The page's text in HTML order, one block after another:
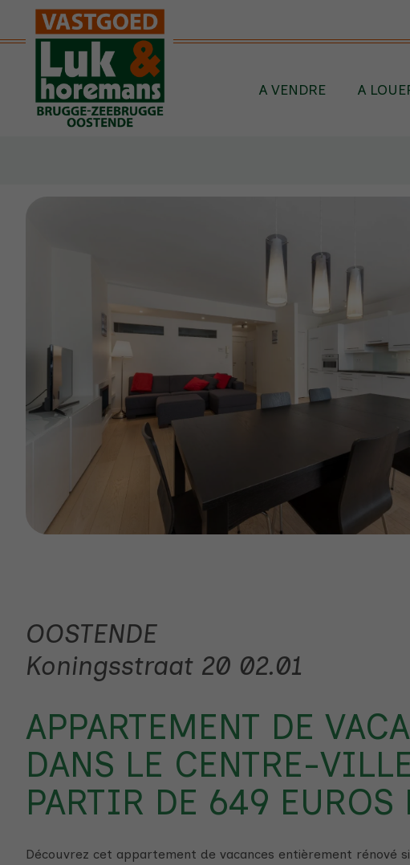
Passer le menu et aller au contenu
A VENDRE A
APPARTEMENT DE
DANS LE CENTRE-
PARTIR DE 649 EUROS
OOSTENDE
Koningsstraat 20 02.01
Découvrez cet appartement de vacances entièrement rénové